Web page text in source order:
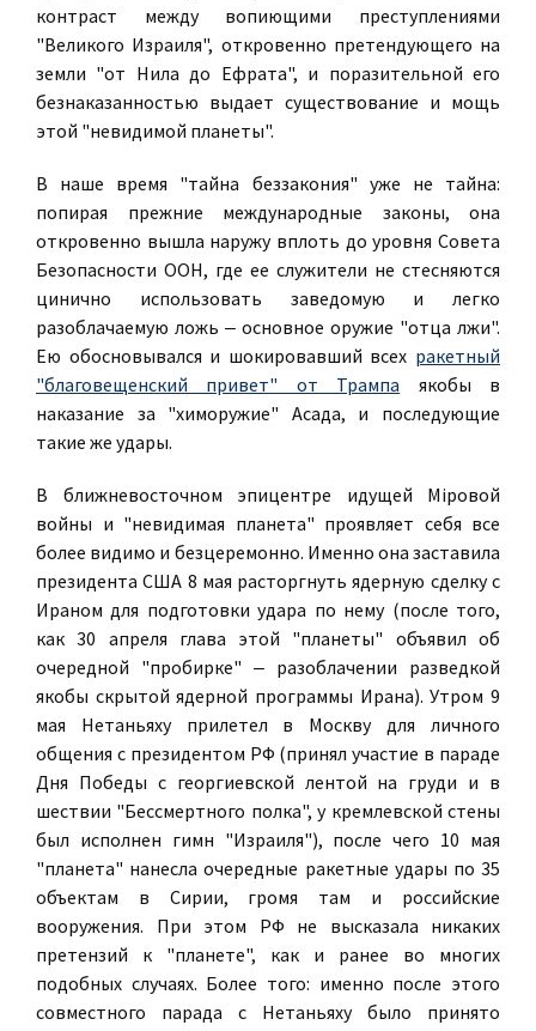
контраст между вопиющими преступлениями
"Великого Израиля", откровенно претендующего на
земли "от Нила до Ефрата", и поразительной его
безнаказанностью выдает существование и мощь
этой "невидимой планеты".
В наше время "тайна беззакония" уже не тайна:
попирая прежние международные законы, она
откровенно вышла наружу вплоть до уровня Совета
Безопасности ООН, где ее служители не стесняются
цинично использовать заведомую и легко
разоблачаемую ложь ‒ основное оружие "отца лжи".
Ею обосновывался и шокировавший всех ракетный
"благовещенский привет" от Трампа якобы в
наказание за "химоружие" Асада, и последующие
такие же удары.
В ближневосточном эпицентре идущей Мiровой
войны и "невидимая планета" проявляет себя все
более видимо и безцеремонно. Именно она заставила
президента США 8 мая расторгнуть ядерную сделку с
Ираном для подготовки удара по нему (после того,
как 30 апреля глава этой "планеты" объявил об
очередной "пробирке" ‒ разоблачении разведкой
якобы скрытой ядерной программы Ирана). Утром 9
мая Нетаньяху прилетел в Москву для личного
общения с президентом РФ (принял участие в параде
Дня Победы с георгиевской лентой на груди и в
шествии "Бессмертного полка", у кремлевской стены
был исполнен гимн "Израиля"), после чего 10 мая
"планета" нанесла очередные ракетные удары по 35
объектам в Сирии, громя там и российские
вооружения. При этом РФ не высказала никаких
претензий к "планете", как и ранее во многих
подобных случаях. Более того: именно после этого
совместного парада с Нетаньяху было принято